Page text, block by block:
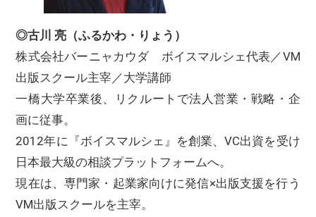
◎古川 亮（ふるかわ・りょう）
株式会社バーニャカウダ ボイスマルシェ代表／VM
出版スクール主宰／大学講師
一橋大学卒業後、リクルートで法人営業・戦略・企
画に従事。
2012年に『ボイスマルシェ』を創業、VC出資を受け
日本最大級の相談プラットフォームへ。
現在は、専門家・起業家向けに発信×出版支援を行う
VM出版スクールを主宰。